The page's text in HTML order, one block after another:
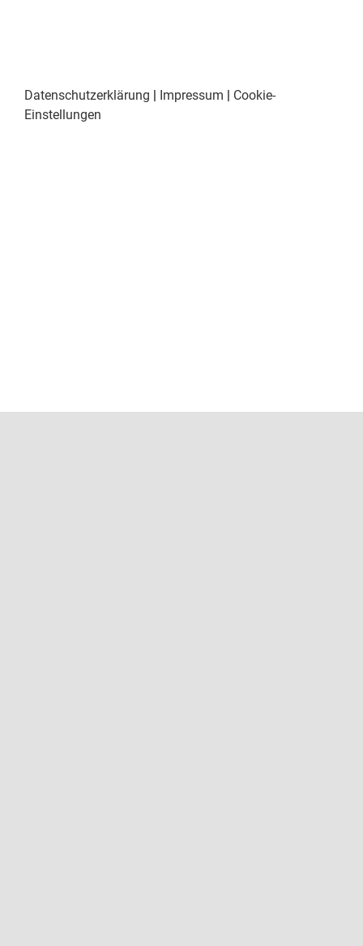
Datenschutzerklärung | Impressum | Cookie-
Einstellungen